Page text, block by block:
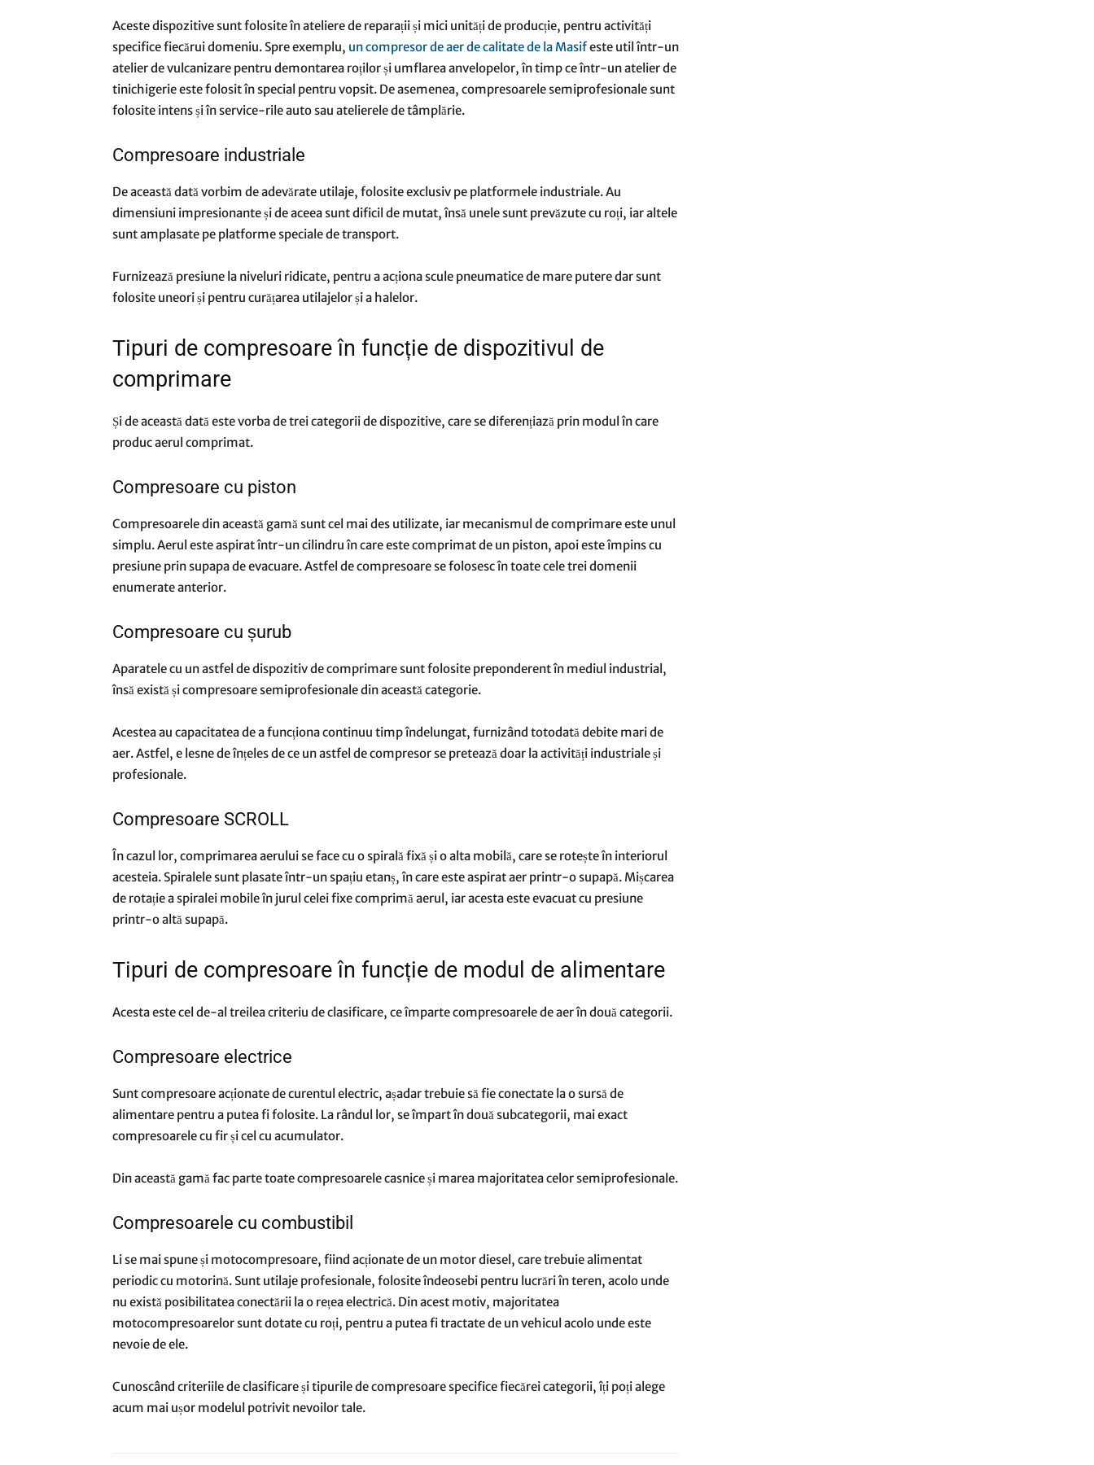
Aceste dispozitive sunt folosite în ateliere de reparații și mici unități de producție, pentru activități
specifice fiecărui domeniu. Spre exemplu, un compresor de aer de calitate de la Masifeste util într-un
atelier de vulcanizare pentru demontarea roților și umflarea anvelopelor, în timp ce într-un atelier de
tinichigerie este folosit în special pentru vopsit. De asemenea, compresoarele semiprofesionale sunt
folosite intens și în service-rile auto sau atelierele de tâmplărie.
Compresoare industriale
De această dată vorbim de adevărate utilaje, folosite exclusiv pe platformele industriale. Au
dimensiuni impresionante și de aceea sunt dificil de mutat, însă unele sunt prevăzute cu roți, iar altele
sunt amplasate pe platforme speciale de transport.
Furnizează presiune la niveluri ridicate, pentru a acționa scule pneumatice de mare putere dar sunt
folosite uneori și pentru curățarea utilajelor și a halelor.
Tipuri de compresoare în funcție de dispozitivul de
comprimare
Și de această dată este vorba de trei categorii de dispozitive, care se diferențiază prin modul în care
produc aerul comprimat.
Compresoare cu piston
Compresoarele din această gamă sunt cel mai des utilizate, iar mecanismul de comprimare este unul
simplu. Aerul este aspirat într-un cilindru în care este comprimat de un piston, apoi este împins cu
presiune prin supapa de evacuare. Astfel de compresoare se folosesc în toate cele trei domenii
enumerate anterior.
Compresoare cu șurub
Aparatele cu un astfel de dispozitiv de comprimare sunt folosite preponderent în mediul industrial,
însă există și compresoare semiprofesionale din această categorie.
Acestea au capacitatea de a funcționa continuu timp îndelungat, furnizând totodată debite mari de
aer. Astfel, e lesne de înțeles de ce un astfel de compresor se pretează doar la activități industriale și
profesionale.
Compresoare SCROLL
În cazul lor, comprimarea aerului se face cu o spirală fixă și o alta mobilă, care se rotește în interiorul
acesteia. Spiralele sunt plasate într-un spațiu etanș, în care este aspirat aer printr-o supapă. Mișcarea
de rotație a spiralei mobile în jurul celei fixe comprimă aerul, iar acesta este evacuat cu presiune
printr-o altă supapă.
Tipuri de compresoare în funcție de modul de alimentare
Acesta este cel de-al treilea criteriu de clasificare, ce împarte compresoarele de aer în două categorii.
Compresoare electrice
Sunt compresoare acționate de curentul electric, așadar trebuie să fie conectate la o sursă de
alimentare pentru a putea fi folosite. La rândul lor, se împart în două subcategorii, mai exact
compresoarele cu fir și cel cu acumulator.
Din această gamă fac parte toate compresoarele casnice și marea majoritatea celor semiprofesionale.
Compresoarele cu combustibil
Li se mai spune și motocompresoare, fiind acționate de un motor diesel, care trebuie alimentat
periodic cu motorină. Sunt utilaje profesionale, folosite îndeosebi pentru lucrări în teren, acolo unde
nu există posibilitatea conectării la o rețea electrică. Din acest motiv, majoritatea
motocompresoarelor sunt dotate cu roți, pentru a putea fi tractate de un vehicul acolo unde este
nevoie de ele.
Cunoscând criteriile de clasificare și tipurile de compresoare specifice fiecărei categorii, îți poți alege
acum mai ușor modelul potrivit nevoilor tale.